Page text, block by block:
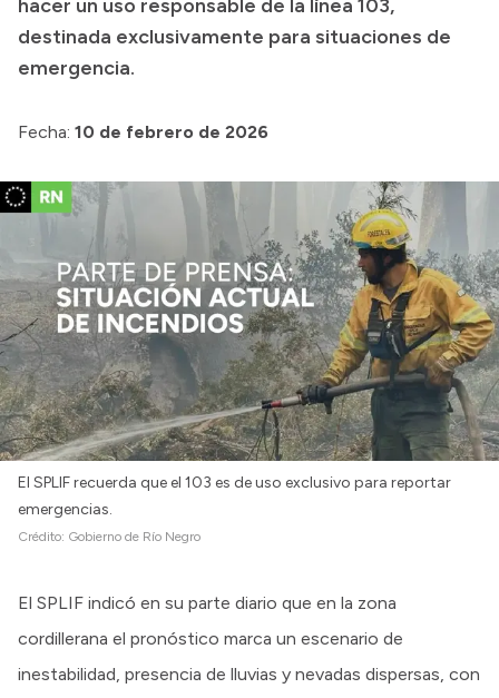
hacer un uso responsable de la línea 103,
destinada exclusivamente para situaciones de
emergencia.
Fecha: 10 de febrero de 2026
El SPLIF recuerda que el 103 es de uso exclusivo para reportar
emergencias.
Crédito: Gobierno de Río Negro
El SPLIF indicó en su parte diario que en la zona
cordillerana el pronóstico marca un escenario de
inestabilidad, presencia de lluvias y nevadas dispersas, con